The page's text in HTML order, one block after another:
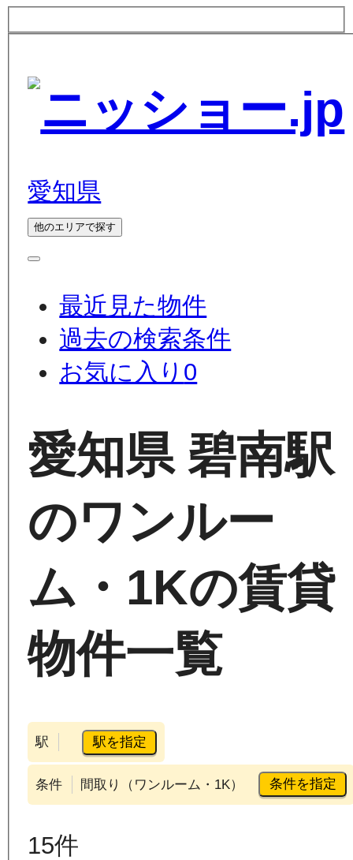
愛知県
他のエリアで探す
最近見た物件
過去の検索条件
お気に入り 0
愛知県 碧南駅
のワンルー
ム・1Kの賃貸
物件一覧
駅 駅を指定
条件 間取り（ワンルーム・1K） 条件を指定
15件